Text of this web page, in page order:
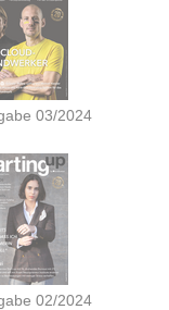
03/2024
02/2024